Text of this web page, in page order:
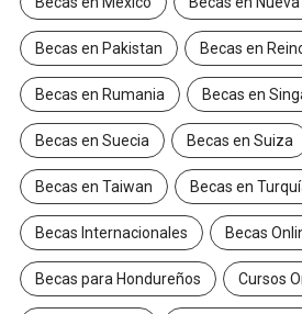
Becas en Pakistan Becas en
Becas en Rumania Becas en
Becas en Suecia Becas en Suiza
Becas en Taiwan Becas en
Becas Internacionales Becas
Becas para Hondureños Cursos